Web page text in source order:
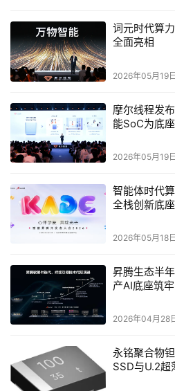
词元时代算
全面亮相
2026年05月19
摩尔线程发
能SoC为底
2026年05月19
智能体时代
全栈创新底座
2026年05月18
昇腾生态半
产AI底座筑
2026年04月28
永铭聚合物
SSD与U.2超